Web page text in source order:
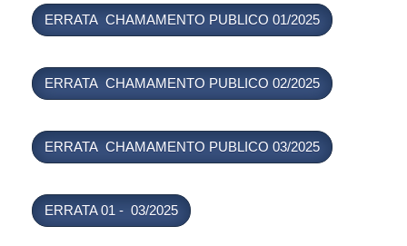
ERRATA CHAMAMENTO PUBLICO 01/2025
ERRATA CHAMAMENTO PUBLICO 02/2025
ERRATA CHAMAMENTO PUBLICO 03/2025
ERRATA 01 - 03/2025